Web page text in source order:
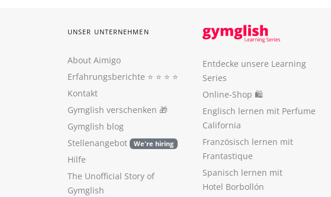
UNSER UNTERNEHMEN
About Aimigo
Erfahrungsberichte ⭐️ ⭐️ ⭐️ ⭐️
Kontakt
Gymglish verschenken 🎁
Gymglish blog
Stellenangebot
We're hiring
Hilfe
The Unofficial Story of
Gymglish
Entdecke unsere Learning
Series
Online-Shop 🛍
Englisch lernen mit Perfume
California
Französisch lernen mit
Frantastique
Spanisch lernen mit
Hotel Borbollón